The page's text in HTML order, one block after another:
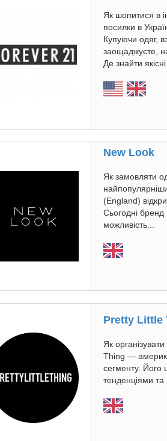
Як шопитися в
посилки в
Купуючи одяг,
заощаджуєте,
Де знайти
New Look
Як замовляти
(England)
Сьогодні бренд
можливість...
Pretty Little
Як
Thing —
сегменту. Його
тенденціями та